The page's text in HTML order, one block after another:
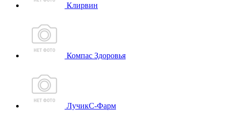
Клирвин
Компас Здоровья
ЛучикС-Фарм